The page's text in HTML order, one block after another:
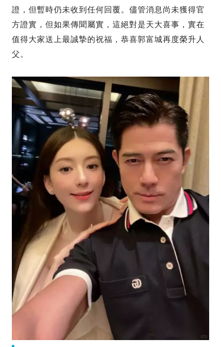
證，但暫時仍未收到任何回覆。儘管消息尚未獲得官
方證實，但如果傳聞屬實，這絕對是天大喜事，實在
值得大家送上最誠摯的祝福，恭喜郭富城再度榮升人
父。